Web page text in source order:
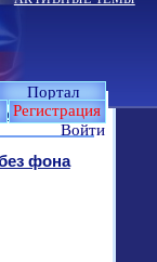
Портал
Регистрация
Войти
.
фона